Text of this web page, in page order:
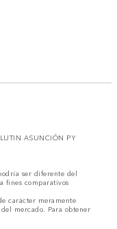
ASUNCIÓN PY
ser diferente del
fines comparativos
carácter meramente
mercado. Para obtener